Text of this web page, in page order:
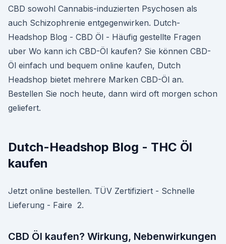
CBD sowohl Cannabis-induzierten Psychosen als
auch Schizophrenie entgegenwirken. Dutch-
Headshop Blog - CBD Öl - Häufig gestellte Fragen
uber Wo kann ich CBD-Öl kaufen? Sie können CBD-
Öl einfach und bequem online kaufen, Dutch
Headshop bietet mehrere Marken CBD-Öl an.
Bestellen Sie noch heute, dann wird oft morgen schon
geliefert.
Dutch-Headshop Blog - THC Öl
kaufen
Jetzt online bestellen. TÜV Zertifiziert - Schnelle
Lieferung - Faire 2.
CBD Öl kaufen? Wirkung, Nebenwirkungen